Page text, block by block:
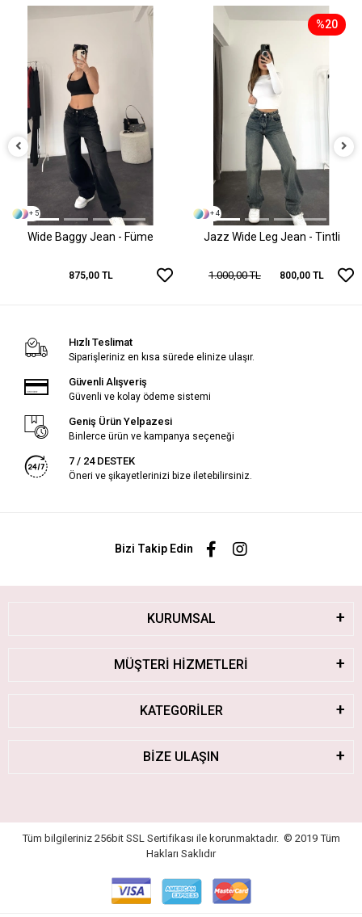
+ 5
Wide Baggy Jean - Füme
875,00 TL
%20
+ 4
Jazz Wide Leg Jean - Tintli
1.000,00 TL 800,00 TL
Hızlı Teslimat
Siparişleriniz en kısa sürede elinize ulaşır.
Güvenli Alışveriş
Güvenli ve kolay ödeme sistemi
Geniş Ürün Yelpazesi
Binlerce ürün ve kampanya seçeneği
7 / 24 DESTEK
Öneri ve şikayetlerinizi bize iletebilirsiniz.
Bizi Takip Edin
KURUMSAL
MÜŞTERİ HİZMETLERİ
KATEGORİLER
BİZE ULAŞIN
Tüm bilgileriniz 256bit SSL Sertifikası ile korunmaktadır. © 2019 Tüm
Hakları Saklıdır